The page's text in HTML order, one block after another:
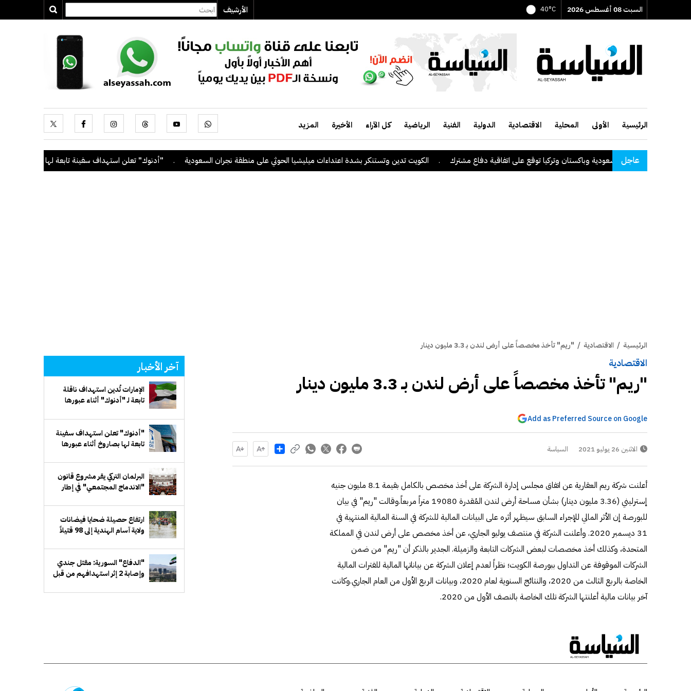
السبت 08 أغسطس 2026 40°C الأرشيف
الرئيسية الأولى المحلية الاقتصادية الدولية الفنية الرياضية كل الآراء الأخيرة المزيد
عاجل
السعودية وباكستان وتركيا توقع على اتفاقية دفاع مشترك . الكويت تدين وتستنكر بشدة اعتداءات ميليشيا الحوثي على منطقة نجران السعودية . "أدنوك" تعلن استهداف سفينة تابعة لها بصاروخ أثناء
الرئيسية / الاقتصادية / "ريم" تأخذ مخصصاً على أرض لندن بـ 3.3 مليون دينار
الاقتصادية
"ريم" تأخذ مخصصاً على أرض لندن بـ 3.3 مليون دينار
Add as Preferred Source on Google
الاثنين 26 يوليو 2021 السياسة Share
أعلنت شركة ريم العقارية عن اتفاق مجلس إدارة الشركة على أخذ مخصص بالكامل بقيمة 8.1 مليون جنيه
إسترليني (3.36 مليون دينار) بشأن مساحة أرض لندن المُقدرة 19080 متراً مربعاً.وقالت "ريم" في بيان
للبورصة إن الأثر المالي للإجراء السابق سيظهر أثره على البيانات المالية للشركة في السنة المالية المنتهية في
31 ديسمبر 2020. وأعلنت الشركة في منتصف يوليو الجاري، عن أخذ مخصص على أرض لندن في المملكة
المتحدة، وكذلك أخذ مخصصات لبعض الشركات التابعة والزميلة. الجدير بالذكر أن "ريم" من ضمن
الشركات الموقوفة عن التداول ببورصة الكويت؛ نظراً لعدم إعلان الشركة عن بياناتها المالية للفترات المالية
الخاصة بالربع الثالث من 2020، والنتائج السنوية لعام 2020، وبيانات الربع الأول من العام الجاري.وكانت
آخر بيانات مالية أعلنتها الشركة تلك الخاصة بالنصف الأول من 2020.
آخر الأخبار
الإمارات تُدين استهداف ناقلة
تابعة لـ "أدنوك" أثناء عبورها
"أدنوك" تعلن استهداف سفينة
تابعة لها بصاروخ أثناء عبورها
البرلمان التركي يقر مشروع قانون
"الاندماج المجتمعي" في إطار
ارتفاع حصيلة ضحايا فيضانات
ولاية آسام الهندية إلى 98 قتيلاً
"الدفاع" السورية: مقتل جندي
وإصابة 2 إثر استهدافهم من قبل